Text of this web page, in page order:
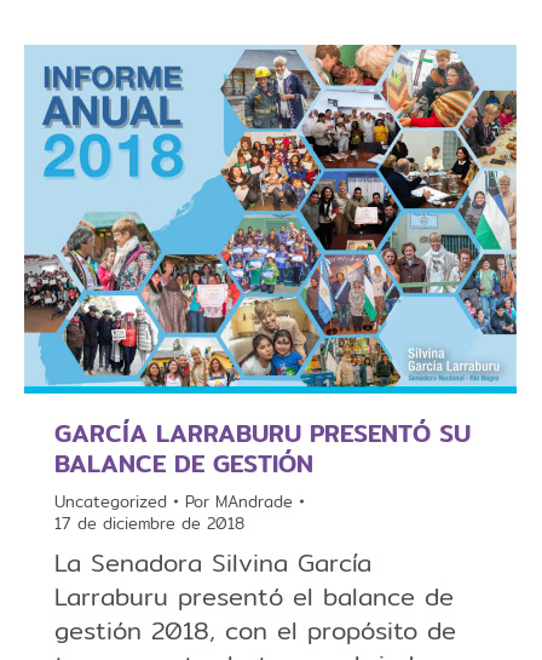
GARCÍA LARRABURU PRESENTÓ SU
BALANCE DE GESTIÓN
Uncategorized Por MAndrade
17 de diciembre de 2018
La Senadora Silvina García
Larraburu presentó el balance de
gestión 2018, con el propósito de